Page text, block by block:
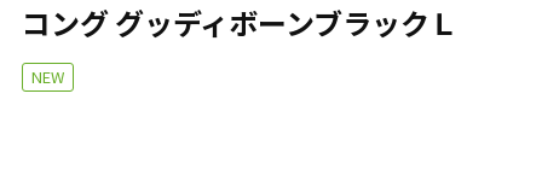
コング グッディボーンブラックＬ
NEW